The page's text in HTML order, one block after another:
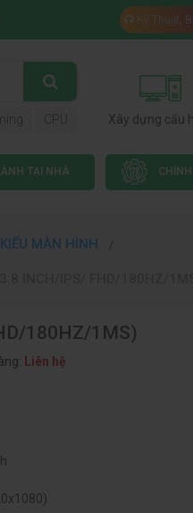
Kỹ Thuật,
CPU Xây dựng cấu
TẠI NHÀ
MÀN HÌNH
180HZ/1MS)
Liên hệ